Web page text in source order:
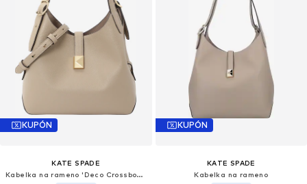
KUPÓN
KATE SPADE
Kabelka na rameno 'Deco Crossbody Tote Bag'
KUPÓN
KATE SPADE
Kabelka na rameno